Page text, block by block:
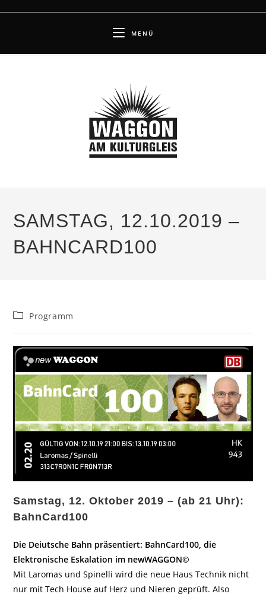
MENÜ
SAMSTAG, 12.10.2019 –
BAHNCARD100
Beitrags-
Programm
Samstag, 12. Oktober 2019 – (ab 21 Uhr):
BahnCard100
Die Deiutsche Bahn präsentiert: BahnCard100, die
Elektronische Eskalation im newWAGGON©
Mit Laromas und Spinelli wird die neue Haus Technik nicht
nur mit Tech House auf Herz und Nieren geprüft. Also